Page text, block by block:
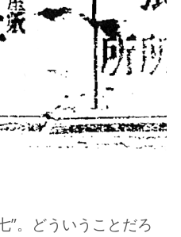
”。どういうことだろ